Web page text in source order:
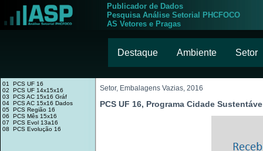
Publicador de Dados
Pesquisa Análise Setorial PHCFOCO
AS Vetores e Pragas
Destaque Ambiente Setor
01 PCS UF 16
02 PCS UF 14x15x16
03 PCS AC 15x16 Gráf
04 PCS AC 15x16 Dados
05 PCS Região 16
06 PCS Mês 15x16
07 PCS Evol 13a16
08 PCS Evolução 16
Setor, Embalagens Vazias, 2016
PCS UF 16, Programa Cidade